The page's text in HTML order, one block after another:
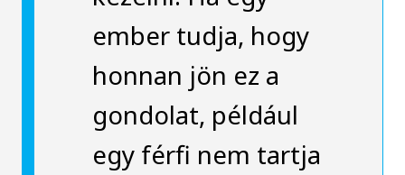
ember tudja, hogy
honnan jön ez a
gondolat, például
egy férfi nem tartja